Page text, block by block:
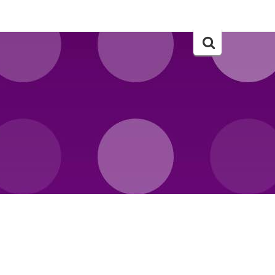
Szukaj..